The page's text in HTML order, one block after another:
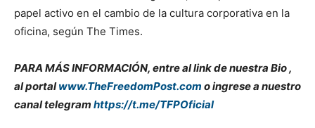
papel activo en el cambio de la cultura corporativa en la
oficina, según The Times.
PARA MÁS INFORMACIÓN, entre al link de nuestra Bio ,
al portalwww.TheFreedomPost.com o ingrese a nuestro
canal telegram https://t.me/TFPOficial